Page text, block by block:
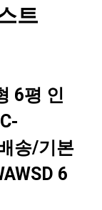
트
6평 인
송/기본
6